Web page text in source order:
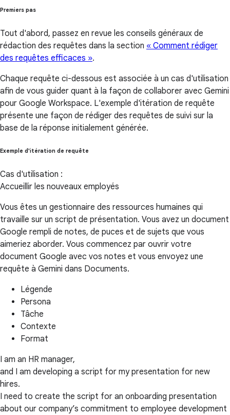
Premiers pas
Tout d'abord, passez en revue les conseils généraux de
rédaction des requêtes dans la section « Comment rédiger
des requêtes efficaces ».
Chaque requête ci-dessous est associée à un cas d'utilisation
afin de vous guider quant à la façon de collaborer avec Gemini
pour Google Workspace. L'exemple d'itération de requête
présente une façon de rédiger des requêtes de suivi sur la
base de la réponse initialement générée.
Exemple d'itération de requête
Cas d'utilisation :
Accueillir les nouveaux employés
Vous êtes un gestionnaire des ressources humaines qui
travaille sur un script de présentation. Vous avez un document
Google rempli de notes, de puces et de sujets que vous
aimeriez aborder. Vous commencez par ouvrir votre
document Google avec vos notes et vous envoyez une
requête à Gemini dans Documents.
Légende
Persona
Tâche
Contexte
Format
I am an HR manager,
and I am developing a script for my presentation for new
hires.
I need to create the script for an onboarding presentation
about our company’s commitment to employee development